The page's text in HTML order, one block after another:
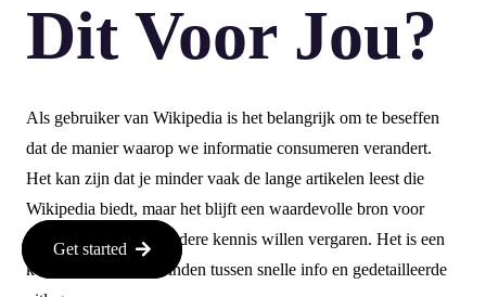
Dit Voor Jou?
Als gebruiker van Wikipedia is het belangrijk om te beseffen
dat de manier waarop we informatie consumeren verandert.
Het kan zijn dat je minder vaak de lange artikelen leest die
Wikipedia biedt, maar het blijft een waardevolle bron voor
diegenen die diepgaandere kennis willen vergaren. Het is een
kwestie van balans vinden tussen snelle info en gedetailleerde
Get started